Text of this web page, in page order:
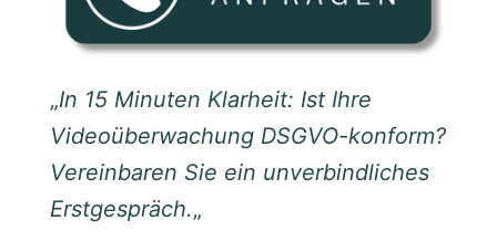
„In 15 Minuten Klarheit: Ist Ihre
Videoüberwachung DSGVO-konform?
Vereinbaren Sie ein unverbindliches
Erstgespräch.„